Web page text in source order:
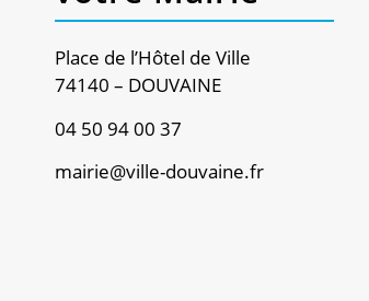
Place de l’Hôtel de Ville
74140 – DOUVAINE
04 50 94 00 37
mairie@ville-douvaine.fr